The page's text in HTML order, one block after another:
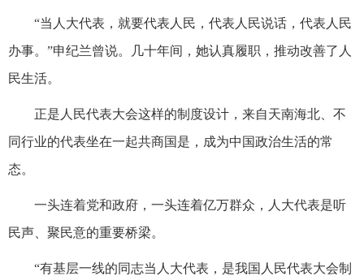
“当人大代表，就要代表人民，代表人民说话，代表人民
办事。”申纪兰曾说。几十年间，她认真履职，推动改善了人
民生活。
正是人民代表大会这样的制度设计，来自天南海北、不
同行业的代表坐在一起共商国是，成为中国政治生活的常
态。
一头连着党和政府，一头连着亿万群众，人大代表是听
民声、聚民意的重要桥梁。
“有基层一线的同志当人大代表，是我国人民代表大会制